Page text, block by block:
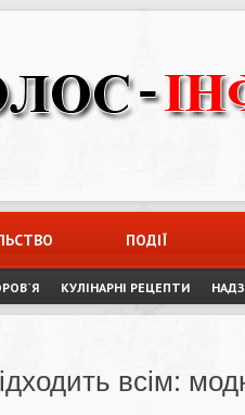
ПОДІЇ
КУЛІНАРНІ РЕЦЕПТИ
всім: